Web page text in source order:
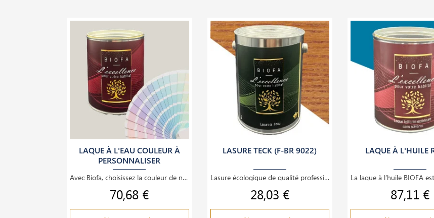
LAQUE À L'EAU COULEUR À
PERSONNALISER
Avec Biofa, choisissez la couleur de nos laques à l'eau de votre choix! il suffit de nous
Prix
70,68 €
LASURE TECK (F-BR 9022)
Lasure écologique de qualité professionnelle couleur teck sans solvants pour bois. Applicable sur
Prix
28,03 €
LAQUE À L'HUILE
Prix
87,11 €